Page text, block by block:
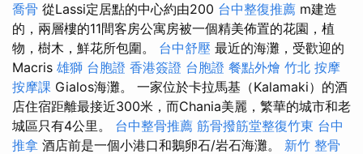
喬骨 從Lassi定居點的中心約由200 台中整復推薦 m建造
的，兩層樓的11間客房公寓房被一個精美佈置的花園，植
物，樹木，鮮花所包圍。 台中舒壓 最近的海灘，受歡迎的
Macris 雄獅 台胞證 香港簽證 台胞證 餐點外燴 竹北 按摩
按摩課 Gialos海灘。 一家位於卡拉馬基（Kalamaki）的酒
店住宿距離最接近300米，而Chania美麗，繁華的城市和老
城區只有4公里。 台中整骨推薦 筋骨撥筋堂整復竹東 台中
推拿 酒店前是一個小港口和鵝卵石/岩石海灘。 新竹 整骨